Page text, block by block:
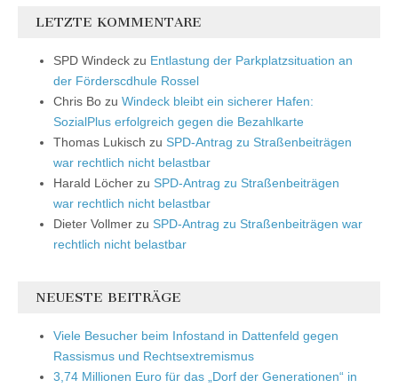
LETZTE KOMMENTARE
SPD Windeck zu Entlastung der Parkplatzsituation an
der Förderscdhule Rossel
Chris Bo zu Windeck bleibt ein sicherer Hafen:
SozialPlus erfolgreich gegen die Bezahlkarte
Thomas Lukisch zu SPD-Antrag zu Straßenbeiträgen
war rechtlich nicht belastbar
Harald Löcher zu SPD-Antrag zu Straßenbeiträgen
war rechtlich nicht belastbar
Dieter Vollmer zu SPD-Antrag zu Straßenbeiträgen war
rechtlich nicht belastbar
NEUESTE BEITRÄGE
Viele Besucher beim Infostand in Dattenfeld gegen
Rassismus und Rechtsextremismus
3,74 Millionen Euro für das „Dorf der Generationen“ in